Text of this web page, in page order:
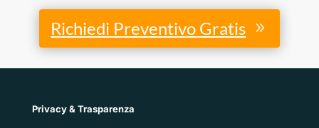
Richiedi Preventivo Gratis
Privacy & Trasparenza